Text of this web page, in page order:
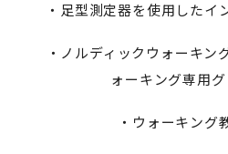
・足型測定器を使用したイ
・ノルディックウォーキン
ォーキング専用
・ウォーキング